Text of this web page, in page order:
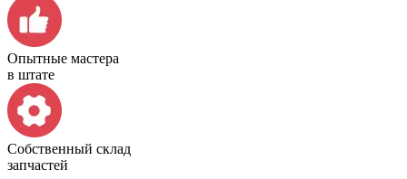
Опытные мастера
в штате
Собственный склад
запчастей